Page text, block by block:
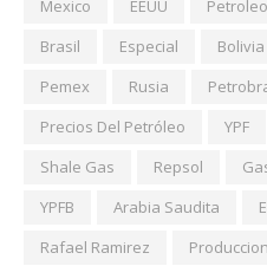
Mexico
EEUU Petroleo
Brasil
Especial Bolivia
Pemex
Rusia
Precios Del Petróleo
YPF
Shale Gas
Repsol
YPFB
Arabia Saudita
Rafael Ramirez
Produccion